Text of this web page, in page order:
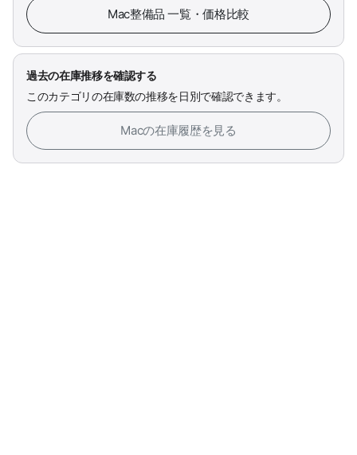
Mac整備品 一覧・価格比較
過去の在庫推移を確認する
このカテゴリの在庫数の推移を日別で確認できます。
Macの在庫履歴を見る